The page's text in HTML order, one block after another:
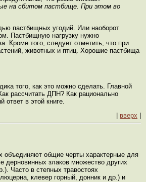
на сбитом пастбище. При этом во
пастбищных угодий. Или наоборот
Пастбищную нагрузку нужно
Кроме того, следует отметить, что при
животных и птиц. Хорошие пастбища
того, как это можно сделать. Главной
рассчитать ДПН? Как рационально
ответ в этой книге.
вверх
объединяют общие черты характерные для
дерновинных злаков множество других
Часто в степных травостоях
клевер горный, донник и др.) и